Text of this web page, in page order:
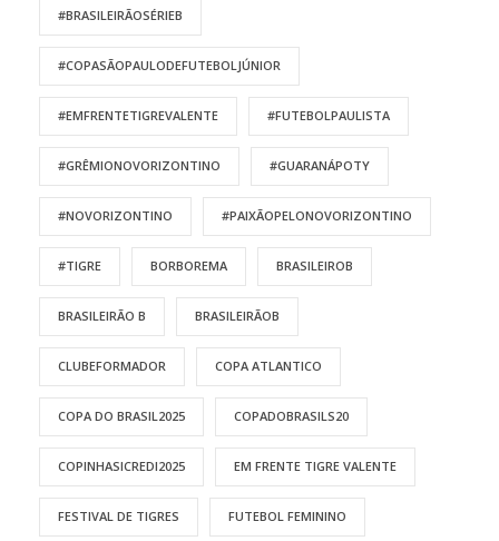
#BRASILEIRÃOSÉRIEB
#COPASÃOPAULODEFUTEBOLJÚNIOR
#EMFRENTETIGREVALENTE #FUTEBOLPAULISTA
#GRÊMIONOVORIZONTINO #GUARANÁPOTY
#NOVORIZONTINO #PAIXÃOPELONOVORIZONTINO
#TIGRE BORBOREMA BRASILEIROB
BRASILEIRÃO B BRASILEIRÃOB
CLUBEFORMADOR COPA ATLANTICO
COPA DO BRASIL2025 COPADOBRASILS20
COPINHASICREDI2025 EM FRENTE TIGRE VALENTE
FESTIVAL DE TIGRES FUTEBOL FEMININO